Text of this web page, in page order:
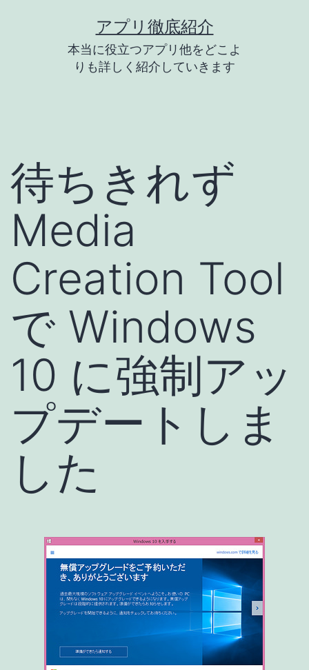
キ
アプリ徹底紹介
本当に役立つアプリ他をどこよ
りも詳しく紹介していきます
待ちきれず
Media
Creation Tool
で Windows
10 に強制アッ
プデートしま
した